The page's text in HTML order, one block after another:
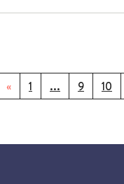
« 1 ... 9 10